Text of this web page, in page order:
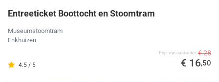
Entreeticket Boottocht en Stoomtram
Museumstoomtram
Enkhuizen
4.5 / 5
Prijs van aanbieder € 28
€ 16,50